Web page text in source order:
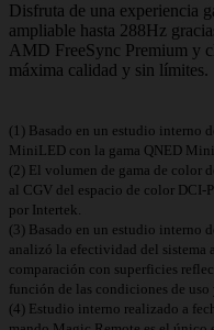
Disfruta de una experiencia
ampliable hasta 288Hz
AMD FreeSync Premium y
máxima calidad y sin límites.
(1) Basado en un estudio interno
MiniLED con la gama QNED
(2) El volumen de gama de color
al CGV del espacio de color
por Intertek.
(3) Basado en un estudio interno
analizó la efectividad del sistema
comparación con superficies
función de las condiciones de
(4) Estudio interno realizado a